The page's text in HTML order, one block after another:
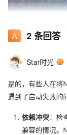
我在本地也部署了
我用nginx反向代
2条回答
Star时光
是的，有些人在将
遇到了启动失败的
依赖冲突：检
兼容的情况。